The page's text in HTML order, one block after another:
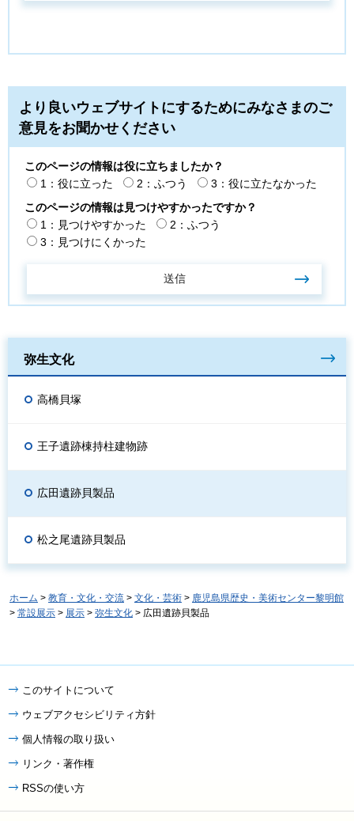
より良いウェブサイトにするためにみなさまのご
意見をお聞かせください
このページの情報は役に立ちましたか？
1：役に立った
2：ふつう
3：役に立たなかった
このページの情報は見つけやすかったですか？
1：見つけやすかった
2：ふつう
3：見つけにくかった
弥生文化
高橋貝塚
王子遺跡棟持柱建物跡
広田遺跡貝製品
松之尾遺跡貝製品
ホーム > 教育・文化・交流 > 文化・芸術 > 鹿児島県歴史・美術センター黎明館
> 常設展示 > 展示 > 弥生文化 > 広田遺跡貝製品
このサイトについて
ウェブアクセシビリティ方針
個人情報の取り扱い
リンク・著作権
RSSの使い方